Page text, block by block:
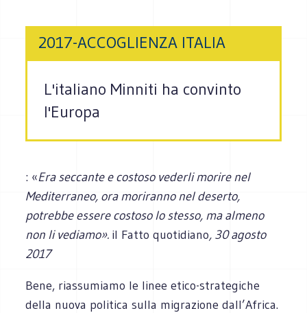
2017-ACCOGLIENZA ITALIA
L'italiano Minniti ha convinto
l'Europa
: «Era seccante e costoso vederli morire nel
Mediterraneo, ora moriranno nel deserto,
potrebbe essere costoso lo stesso, ma almeno
non li vediamo». il Fatto quotidiano, 30 agosto
2017
Bene, riassumiamo le linee etico-strategiche
della nuova politica sulla migrazione dall’Africa.